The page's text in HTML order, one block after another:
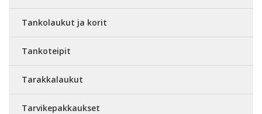
Tankolaukut ja korit
Tankoteipit
Tarakkalaukut
Tarvikepakkaukset